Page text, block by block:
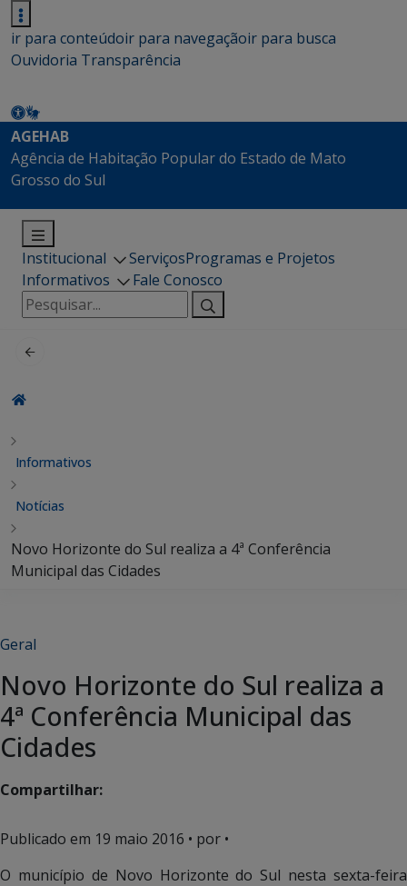
ir para conteúdoir para navegaçãoir para busca
Ouvidoria Transparência
AGEHAB
Agência de Habitação Popular do Estado de Mato
Grosso do Sul
Institucional ServiçosProgramas e Projetos
Informativos
Fale Conosco
Pesquisar
por:
Informativos
Notícias
Novo Horizonte do Sul realiza a 4ª Conferência
Municipal das Cidades
Geral
Novo Horizonte do Sul realiza a
4ª Conferência Municipal das
Cidades
Compartilhar:
Publicado em 19 maio 2016 • por •
O município de Novo Horizonte do Sul nesta sexta-feira